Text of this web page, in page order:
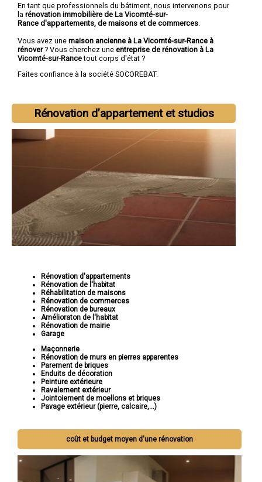
En tant que professionnels du bâtiment, nous intervenons pour
la rénovation immobilière de La Vicomté-sur-
Rance d'appartements, de maisons et de commerces
Vous avez une maison ancienne à La Vicomté-sur-Rance à
rénover? Vous cherchez une entreprise de rénovation à La
Vicomté-sur-Rancetout corps d'état ?
Faites confiance à la société SOCOREBAT.
Rénovation d’appartement et studios
Rénovation d'appartements
Rénovation de l'habitat
Réhabilitation de maisons
Rénovation de commerces
Rénovation de bureaux
Amélioraton de l'habitat
Rénovation de mairie
Garage
Maçonnerie
Rénovation de murs en pierres apparentes
Parement de briques
Enduits de décoration
Peinture extérieure
Ravalement extérieur
Jointoiement de moellons et briques
Pavage extérieur (pierre, calcaire,...)
coût et budget moyen d'une rénovation